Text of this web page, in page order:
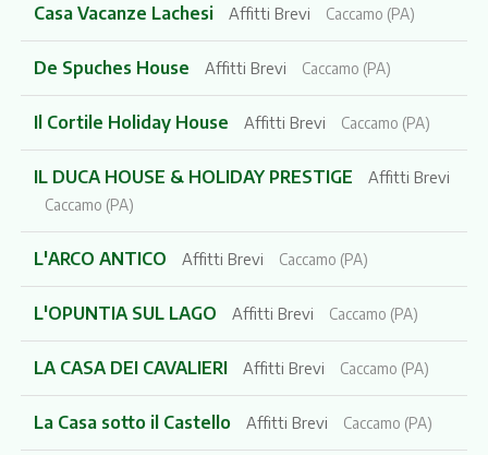
Casa Vacanze Lachesi Affitti Brevi Caccamo (PA)
De Spuches House Affitti Brevi Caccamo (PA)
Il Cortile Holiday House Affitti Brevi Caccamo (PA)
IL DUCA HOUSE & HOLIDAY PRESTIGE Affitti Brevi
Caccamo (PA)
L'ARCO ANTICO Affitti Brevi Caccamo (PA)
L'OPUNTIA SUL LAGO Affitti Brevi Caccamo (PA)
LA CASA DEI CAVALIERI Affitti Brevi Caccamo (PA)
La Casa sotto il Castello Affitti Brevi Caccamo (PA)